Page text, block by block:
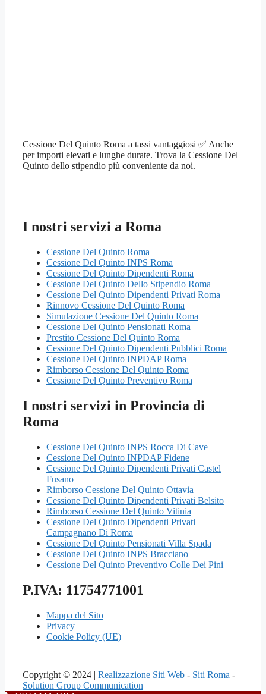
Cessione Del Quinto Roma a tassi vantaggiosi ✅ Anche
per importi elevati e lunghe durate. Trova la Cessione Del
Quinto dello stipendio più conveniente da noi.
I nostri servizi a Roma
Cessione Del Quinto Roma
Cessione Del Quinto INPS Roma
Cessione Del Quinto Dipendenti Roma
Cessione Del Quinto Dello Stipendio Roma
Cessione Del Quinto Dipendenti Privati Roma
Rinnovo Cessione Del Quinto Roma
Simulazione Cessione Del Quinto Roma
Cessione Del Quinto Pensionati Roma
Prestito Cessione Del Quinto Roma
Cessione Del Quinto Dipendenti Pubblici Roma
Cessione Del Quinto INPDAP Roma
Rimborso Cessione Del Quinto Roma
Cessione Del Quinto Preventivo Roma
I nostri servizi in Provincia di
Roma
Cessione Del Quinto INPS Rocca Di Cave
Cessione Del Quinto INPDAP Fidene
Cessione Del Quinto Dipendenti Privati Castel
Fusano
Rimborso Cessione Del Quinto Ottavia
Cessione Del Quinto Dipendenti Privati Belsito
Rimborso Cessione Del Quinto Vitinia
Cessione Del Quinto Dipendenti Privati
Campagnano Di Roma
Cessione Del Quinto Pensionati Villa Spada
Cessione Del Quinto INPS Bracciano
Cessione Del Quinto Preventivo Colle Dei Pini
P.IVA: 11754771001
Mappa del Sito
Privacy
Cookie Policy (UE)
Copyright © 2024 | Realizzazione Siti Web - Siti Roma -
Solution Group Communication